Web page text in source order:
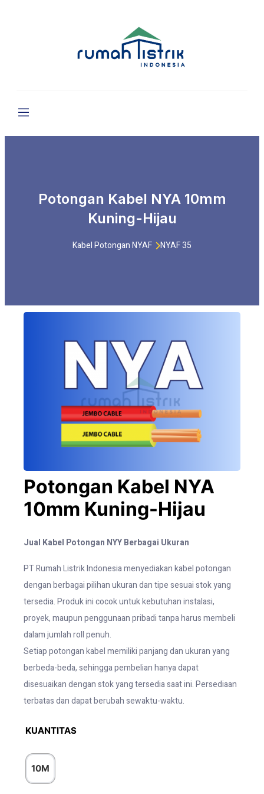
Potongan Kabel NYA 10mm
Kuning-Hijau
Kabel Potongan NYAF NYAF 35
Potongan Kabel NYA
10mm Kuning-Hijau
Jual Kabel Potongan NYY Berbagai Ukuran
PT Rumah Listrik Indonesia menyediakan kabel potongan
dengan berbagai pilihan ukuran dan tipe sesuai stok yang
tersedia. Produk ini cocok untuk kebutuhan instalasi,
proyek, maupun penggunaan pribadi tanpa harus membeli
dalam jumlah roll penuh.
Setiap potongan kabel memiliki panjang dan ukuran yang
berbeda-beda, sehingga pembelian hanya dapat
disesuaikan dengan stok yang tersedia saat ini. Persediaan
terbatas dan dapat berubah sewaktu-waktu.
KUANTITAS
10M